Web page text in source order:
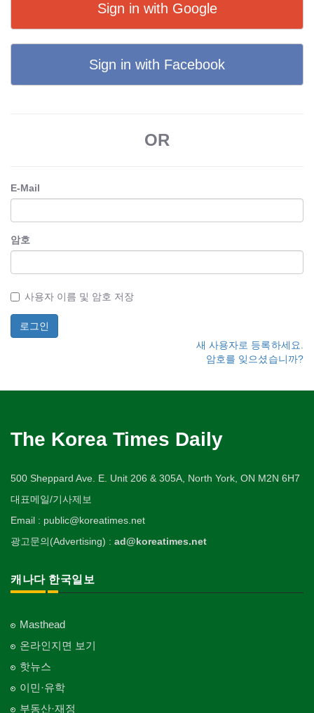
Sign in with Google
Sign in with Facebook
OR
E-Mail
암호
사용자 이름 및 암호 저장
새 사용자로 등록하세요.
암호를 잊으셨습니까?
The Korea Times Daily
500 Sheppard Ave. E. Unit 206 & 305A, North York, ON M2N 6H7
대표메일/기사제보
Email : public@koreatimes.net
광고문의(Advertising) : ad@koreatimes.net
캐나다 한국일보
Masthead
온라인지면 보기
핫뉴스
이민·유학
부동산·재정